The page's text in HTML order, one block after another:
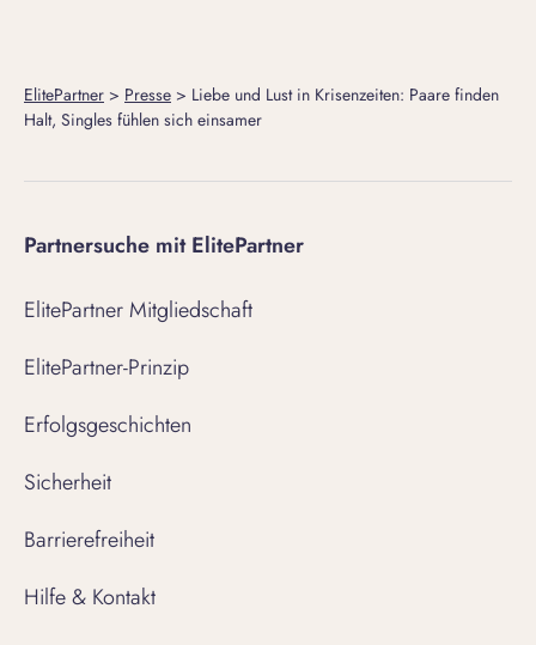
ElitePartner > Presse > Liebe und Lust in Krisenzeiten: Paare finden
Halt, Singles fühlen sich einsamer
Partnersuche mit ElitePartner
ElitePartner Mitgliedschaft
ElitePartner-Prinzip
Erfolgsgeschichten
Sicherheit
Barrierefreiheit
Hilfe & Kontakt